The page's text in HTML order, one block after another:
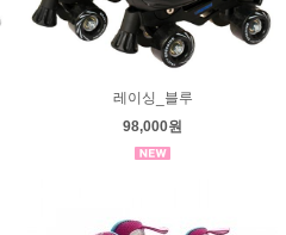
레이싱_블루
98,000원